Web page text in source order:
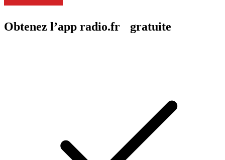
Obtenez l’app radio.fr gratuite